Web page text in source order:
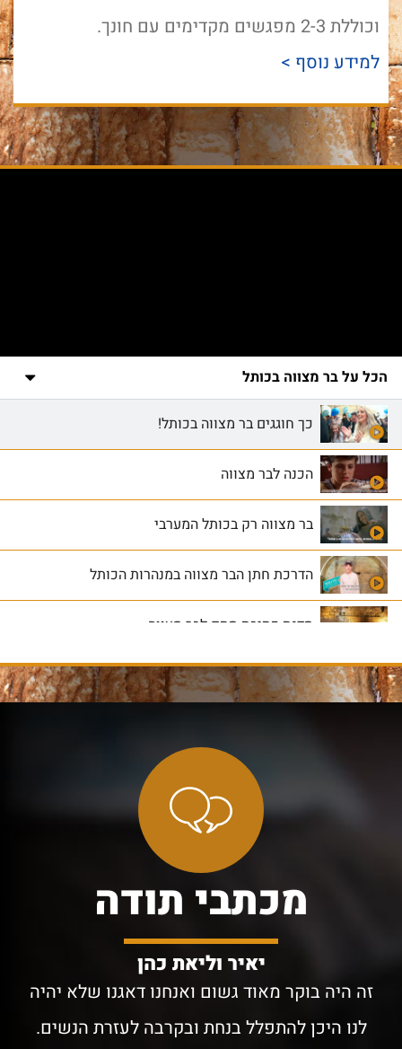
וכוללת 2-3 מפגשים מקדימים עם חונך.
למידע נוסף >
הכל על בר מצווה בכותל
כך חוגגים בר מצווה בכותל!
הכנה לבר מצווה
בר מצווה רק בכותל המערבי
הדרכת חתן הבר מצווה במנהרות הכותל
סדנת כתיבת סתם לבר מצווה
הפקות בר מצוה
הקריאה בתורה ליום הבר מצווה
מכתבי תודה
יאיר וליאת כהן
זה היה בוקר מאוד גשום ואנחנו דאגנו שלא יהיה
לנו היכן להתפלל בנחת ובקרבה לעזרת הנשים.